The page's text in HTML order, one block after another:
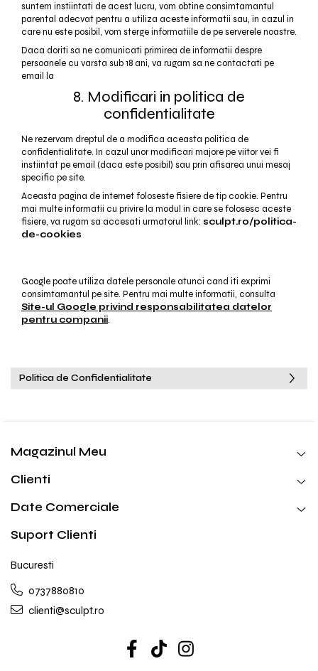
suntem instiintati de acest lucru, vom obtine consimtamantul
parental adecvat pentru a utiliza aceste informatii sau, in cazul in
care nu este posibil, vom sterge informatiile de pe serverele noastre.
Daca doriti sa ne comunicati primirea de informatii despre
persoanele cu varsta sub 18 ani, va rugam sa ne contactati pe
email la
8. Modificari in politica de
confidentialitate
Ne rezervam dreptul de a modifica aceasta politica de
confidentialitate. In cazul unor modificari majore pe viitor vei fi
instiintat pe email (daca este posibil) sau prin afisarea unui mesaj
specific pe site.
Aceasta pagina de internet foloseste fisiere de tip cookie. Pentru
mai multe informatii cu privire la modul in care se folosesc aceste
fisiere, va rugam sa accesati urmatorul link: sculpt.ro/politica-
de-cookies
Google poate utiliza datele personale atunci cand iti exprimi
consimtamantul pe site. Pentru mai multe informatii, consulta
Site-ul Google privind responsabilitatea datelor
pentru companii.
Politica de Confidentialitate
Magazinul Meu
Clienti
Date Comerciale
Suport Clienti
Bucuresti
0737880810
clienti@sculpt.ro